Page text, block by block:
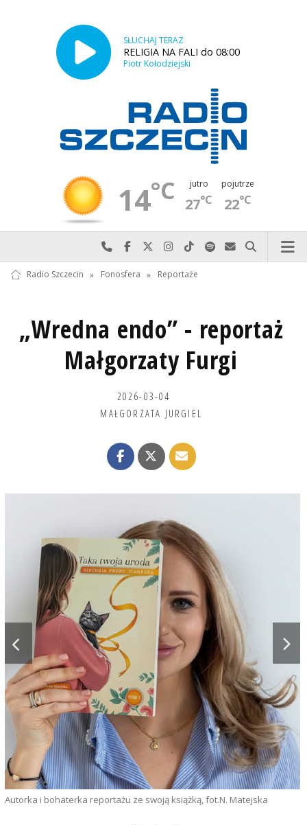
SŁUCHAJ TERAZ
RELIGIA NA FALI do 08:00
Piotr Kołodziejski
14°C jutro
27°C
pojutrze
22°C
Najlepiej po prostu do nas zadzwoń
Odwiedź nas na Facebook-u
Odwiedź nas na X
Odwiedź nas na Instagram-ie
Odwiedź nas na TikTok-u
Szukaj nas na Spotify
Wyślij do nas
Szukaj
Radio Szczecin » Fonosfera » Reportaże
„Wredna endo” - reportaż
Małgorzaty Furgi
2026-03-04
MAŁGORZATA JURGIEL
Autorka i bohaterka reportażu ze swoją książką, fot.N. Matejska